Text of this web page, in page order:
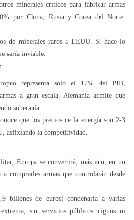
minerales críticos para fabricar armas
por China, Rusia y Corea del Norte.
de minerales raros a EEUU. Si hace lo
sería inviable.
representa solo el 17% del PIB,
a gran escala. Alemania admite que
soberanía.
que los precios de la energía son 2-3
asfixiando la competitividad.
Europa se convertirá, más aún, en un
comprarles armas que controlarán desde
billones de euros) condenaría a varias
extrema, sin servicios públicos dignos ni